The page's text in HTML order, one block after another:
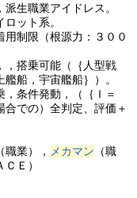
職業アイドレス。
ット系。
限（根源力：３００
搭乗可能（｛人型戦
船，宇宙艦船｝）。
件発動，（｛Ｉ＝
合での）全判定、評価＋
（職業）， メカマン （職
ＣＥ）